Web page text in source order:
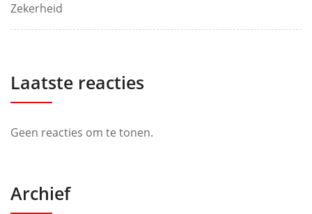
Zekerheid
Laatste reacties
Geen reacties om te tonen.
Archief